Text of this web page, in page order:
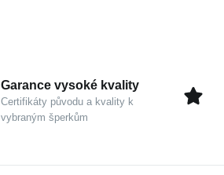
Garance vysoké kvality
Certifikáty původu a kvality k
vybraným šperkům